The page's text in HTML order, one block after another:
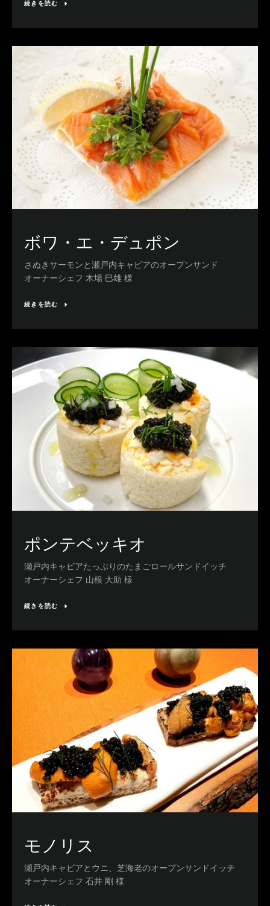
続きを読む
ボワ・エ・デュポン
さぬきサーモンと瀬戸内キャビアのオープンサンド
オーナーシェフ 木場 巳雄 様
続きを読む
ポンテベッキオ
瀬戸内キャビアたっぷりのたまごロールサンドイッチ
オーナーシェフ 山根 大助 様
続きを読む
モノリス
瀬戸内キャビアとウニ、芝海老のオープンサンドイッチ
オーナーシェフ 石井 剛 様